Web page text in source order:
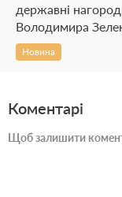
державні
Володимира
Новина
Коментарі
Щоб залишити